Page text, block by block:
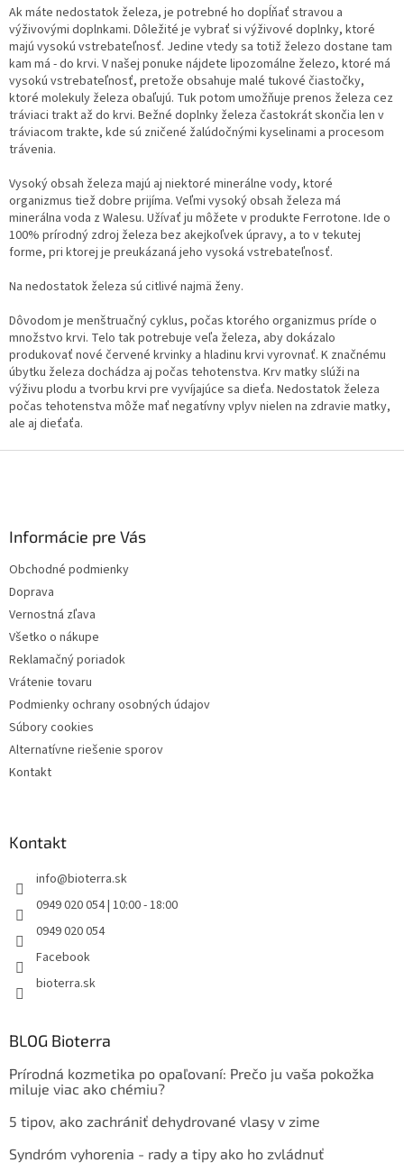
p
r
v
k
y
v
ý
p
u
Ak máte nedostatok železa, je potrebné ho dopĺňať stravou a
výživovými doplnkami. Dôležité je vybrať si výživové doplnky, ktoré
majú vysokú vstrebateľnosť. Jedine vtedy sa totiž železo dostane tam
kam má - do krvi. V našej ponuke nájdete lipozomálne železo, ktoré má
vysokú vstrebateľnosť, pretože obsahuje malé tukové čiastočky,
ktoré molekuly železa obaľujú. Tuk potom umožňuje prenos železa cez
tráviaci trakt až do krvi. Bežné doplnky železa častokrát skončia len v
tráviacom trakte, kde sú zničené žalúdočnými kyselinami a procesom
trávenia.
Vysoký obsah železa majú aj niektoré minerálne vody, ktoré
organizmus tiež dobre prijíma. Veľmi vysoký obsah železa má
minerálna voda z Walesu. Užívať ju môžete v produkte Ferrotone. Ide o
100% prírodný zdroj železa bez akejkoľvek úpravy, a to v tekutej
forme, pri ktorej je preukázaná jeho vysoká vstrebateľnosť.
Na nedostatok železa sú citlivé najmä ženy.
Dôvodom je menštruačný cyklus, počas ktorého organizmus príde o
množstvo krvi. Telo tak potrebuje veľa železa, aby dokázalo
produkovať nové červené krvinky a hladinu krvi vyrovnať. K značnému
úbytku železa dochádza aj počas tehotenstva. Krv matky slúži na
výživu plodu a tvorbu krvi pre vyvíjajúce sa dieťa. Nedostatok železa
počas tehotenstva môže mať negatívny vplyv nielen na zdravie matky,
ale aj dieťaťa.
Informácie pre Vás
Obchodné podmienky
Doprava
Vernostná zľava
Všetko o nákupe
Reklamačný poriadok
Vrátenie tovaru
Podmienky ochrany osobných údajov
Súbory cookies
Alternatívne riešenie sporov
Kontakt
Kontakt
info@bioterra.sk
0949 020 054 | 10:00 - 18:00
0949 020 054
Facebook
bioterra.sk
BLOG Bioterra
Prírodná kozmetika po opaľovaní: Prečo ju vaša pokožka
miluje viac ako chémiu?
5 tipov, ako zachrániť dehydrované vlasy v zime
Syndróm vyhorenia - rady a tipy ako ho zvládnuť